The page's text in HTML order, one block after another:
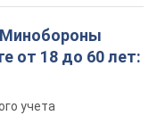
Минобороны
от 18 до 60 лет:
учета